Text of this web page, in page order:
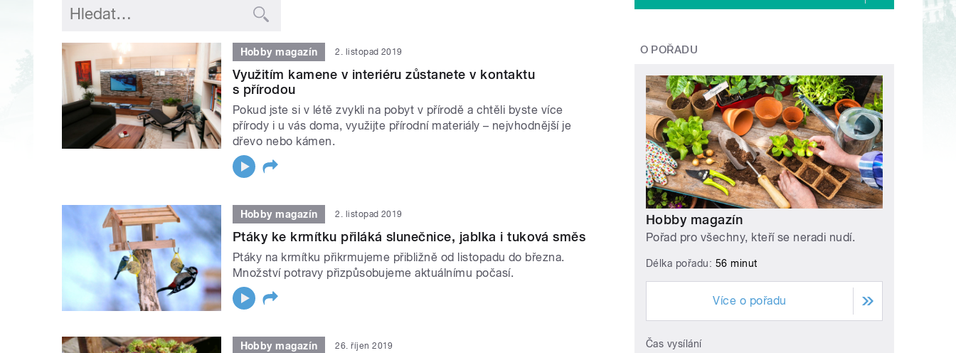
Hobby magazín 2. listopad 2019
Využitím kamene v interiéru zůstanete v kontaktu
s přírodou
Pokud jste si v létě zvykli na pobyt v přírodě a chtěli byste více
přírody i u vás doma, využijte přírodní materiály – nejvhodnější je
dřevo nebo kámen.
Hobby magazín 2. listopad 2019
Ptáky ke krmítku přiláká slunečnice, jablka i tuková směs
Ptáky na krmítku přikrmujeme přibližně od listopadu do března.
Množství potravy přizpůsobujeme aktuálnímu počasí.
Hobby magazín 26. říjen 2019
O POŘADU
Hobby magazín
Pořad pro všechny, kteří se neradi nudí.
Délka pořadu: 56 minut
Více o pořadu
Čas vysílání